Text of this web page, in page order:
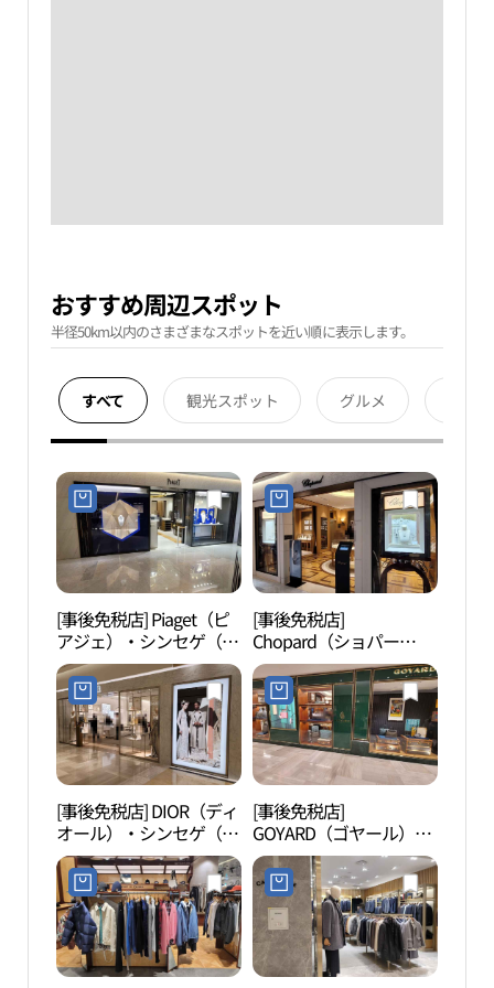
おすすめ周辺スポット
半径50km以内のさまざまなスポットを近い順に表示します。
すべて 観光スポット グルメ
[事後免税店] Piaget（ピ
アジェ）・シンセゲ（新
世界）百貨店カンナム
（江南）店(피아제 신세
계백화점 강남점)
[事後免税店]
Chopard（ショパー
ル）・シンセゲ（新世
界）百貨店カンナム（江
南）店(쇼파드 신세계백
화점 강남점)
[事後免税店] DIOR（ディ
オール）・シンセゲ（新
世界）百貨店カンナム
（江南）店(디올 신세계
백화점 강남점)
[事後免税店]
GOYARD（ゴヤール）・
シンセゲ（新世界）百貨
店カンナム（江南）店
(고야드 신세계백화점 강
남점)